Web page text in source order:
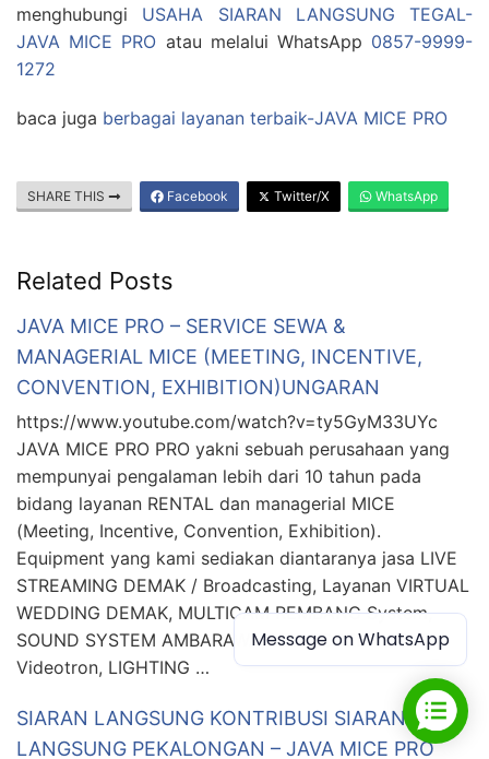
menghubungi USAHA SIARAN LANGSUNG TEGAL-
JAVA MICE PRO atau melalui WhatsApp 0857-9999-
1272
baca juga berbagai layanan terbaik-JAVA MICE PRO
SHARE THIS Facebook Twitter/X WhatsApp
Related Posts
JAVA MICE PRO – SERVICE SEWA &
MANAGERIAL MICE (MEETING, INCENTIVE,
CONVENTION, EXHIBITION)UNGARAN
https://www.youtube.com/watch?v=ty5GyM33UYc
JAVA MICE PRO PRO yakni sebuah perusahaan yang
mempunyai pengalaman lebih dari 10 tahun pada
bidang layanan RENTAL dan managerial MICE
(Meeting, Incentive, Convention, Exhibition).
Equipment yang kami sediakan diantaranya jasa LIVE
STREAMING DEMAK / Broadcasting, Layanan VIRTUAL
WEDDING DEMAK, MULTICAM REMBANG System,
SOUND SYSTEM AMBARAWA, LED SCREEN SOLO /
Videotron, LIGHTING …
SIARAN LANGSUNG KONTRIBUSI SIARAN
LANGSUNG PEKALONGAN – JAVA MICE PRO
Message on WhatsApp